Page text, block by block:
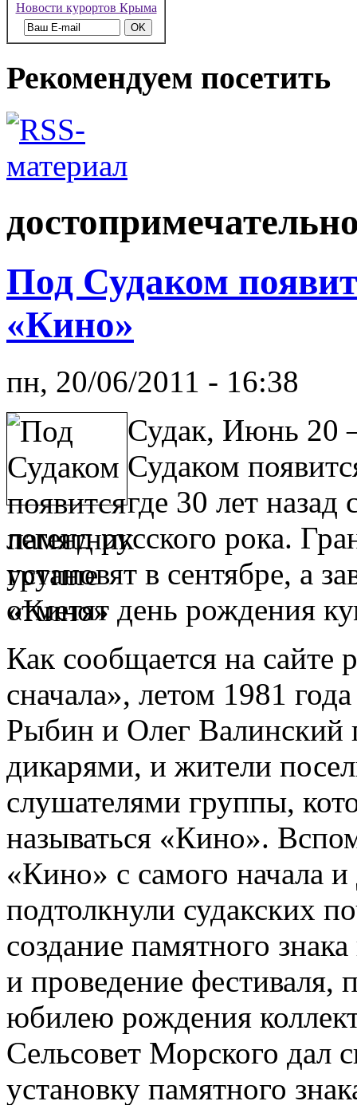
Новости курортов Крыма
Рекомендуем посетить
Под Судаком
«Кино»
пн, 20/06/2011 - 16:38
Судак, Июнь 20
Судаком
где 30 лет назад
легенд русского рока.
установят в сентябре, а
отметят день рождения
Как сообщается на
сначала», летом 1981
Рыбин и Олег Валинский
дикарями, и жители
слушателями группы,
называться «Кино».
«Кино» с самого начала
подтолкнули судакских
создание памятного
и проведение фестиваля,
юбилею рождения
Сельсовет Морского дал
установку памятного